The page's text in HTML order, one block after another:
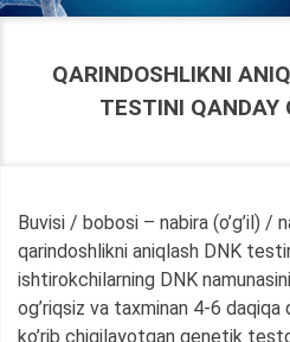
QARINDOSHLIKNI
TESTINI QANDAY
Buvisi / bobosi – nabira (o’g’il) /
qarindoshlikni aniqlash DNK
ishtirokchilarning DNK
og’riqsiz va taxminan 4-6 daqiqa
ko’rib chiqilayotgan genetik